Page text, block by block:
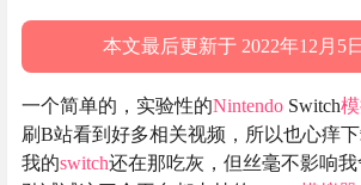
本文最后更新于 2022年12月5
一个简单的，实验性的Nintendo Switch
刷B站看到好多相关视频，所以也心痒
我的switch还在那吃灰，但丝毫不影响